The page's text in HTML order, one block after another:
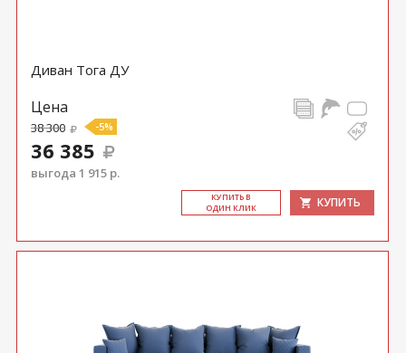
Диван Тога ДУ
Цена
38 300 -5%
36 385
выгода 1 915 р.
КУ­ПИТЬ В
ОДИН КЛИК
КУПИТЬ